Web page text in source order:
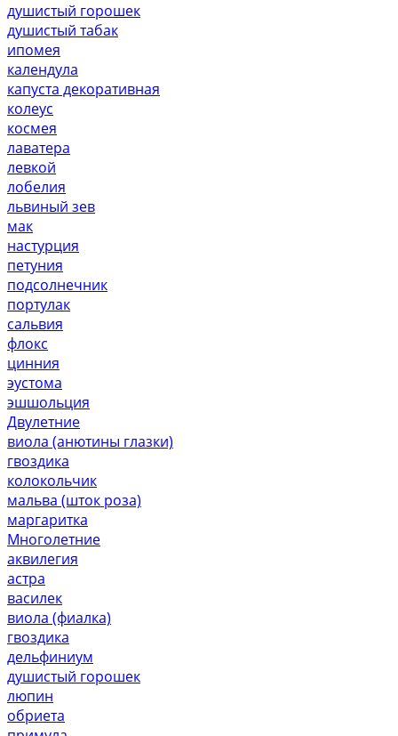
душистый горошек
душистый табак
ипомея
календула
капуста декоративная
колеус
космея
лаватера
левкой
лобелия
львиный зев
мак
настурция
петуния
подсолнечник
портулак
сальвия
флокс
цинния
эустома
эшшольция
Двулетние
виола (анютины глазки)
гвоздика
колокольчик
мальва (шток роза)
маргаритка
Многолетние
аквилегия
астра
василек
виола (фиалка)
гвоздика
дельфиниум
душистый горошек
люпин
обриета